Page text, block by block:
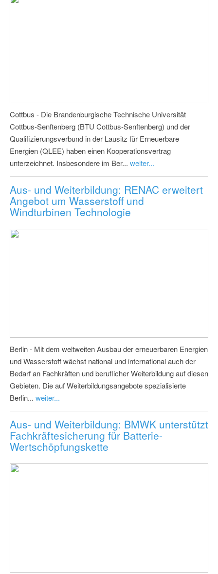
Cottbus - Die Brandenburgische Technische Universität
Cottbus-Senftenberg (BTU Cottbus-Senftenberg) und der
Qualifizierungsverbund in der Lausitz für Erneuerbare
Energien (QLEE) haben einen Kooperationsvertrag
unterzeichnet. Insbesondere im Ber... weiter...
Aus- und Weiterbildung: RENAC erweitert
Angebot um Wasserstoff und
Windturbinen Technologie
Berlin - Mit dem weltweiten Ausbau der erneuerbaren Energien
und Wasserstoff wächst national und international auch der
Bedarf an Fachkräften und beruflicher Weiterbildung auf diesen
Gebieten. Die auf Weiterbildungsangebote spezialisierte
Berlin... weiter...
Aus- und Weiterbildung: BMWK unterstützt
Fachkräftesicherung für Batterie-
Wertschöpfungskette